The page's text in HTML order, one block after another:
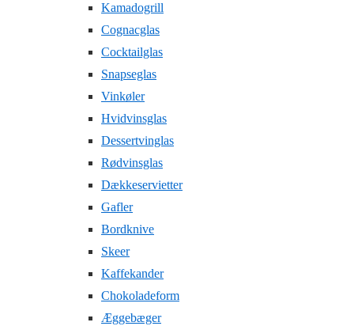
Kamadogrill
Cognacglas
Cocktailglas
Snapseglas
Vinkøler
Hvidvinsglas
Dessertvinglas
Rødvinsglas
Dækkeservietter
Gafler
Bordknive
Skeer
Kaffekander
Chokoladeform
Æggebæger